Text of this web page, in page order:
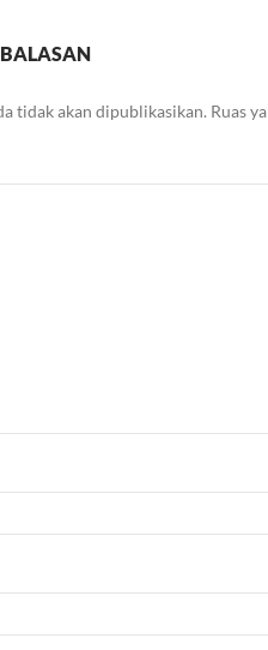
tidak akan dipublikasikan. Ruas